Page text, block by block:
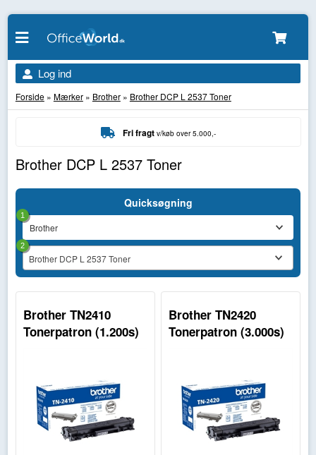
Log ind
Forside» Mærker» Brother» Brother DCP L 2537 Toner
Fri fragt v/køb over 5.000,-
Brother DCP L 2537 Toner
Quicksøgning
1
Brother DCP L 2537 Toner
2
Brother TN2410
Tonerpatron (1.200s)
Brother TN2420
Tonerpatron (3.000s)